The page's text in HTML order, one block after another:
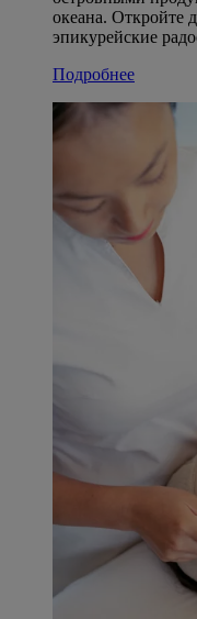
океана. Откройте
эпикурейские
Подробнее